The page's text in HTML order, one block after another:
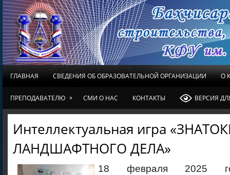
ГЛАВНАЯ СВЕДЕНИЯ ОБ ОБРАЗОВАТЕЛЬНОЙ ОРГАНИЗАЦИИ О
ПРЕПОДАВАТЕЛЮ » СМИ О НАС КОНТАКТЫ ВЕРСИЯ
Интеллектуальная игра
ЛАНДШАФТНОГО ДЕЛА»
18 февраля 2025